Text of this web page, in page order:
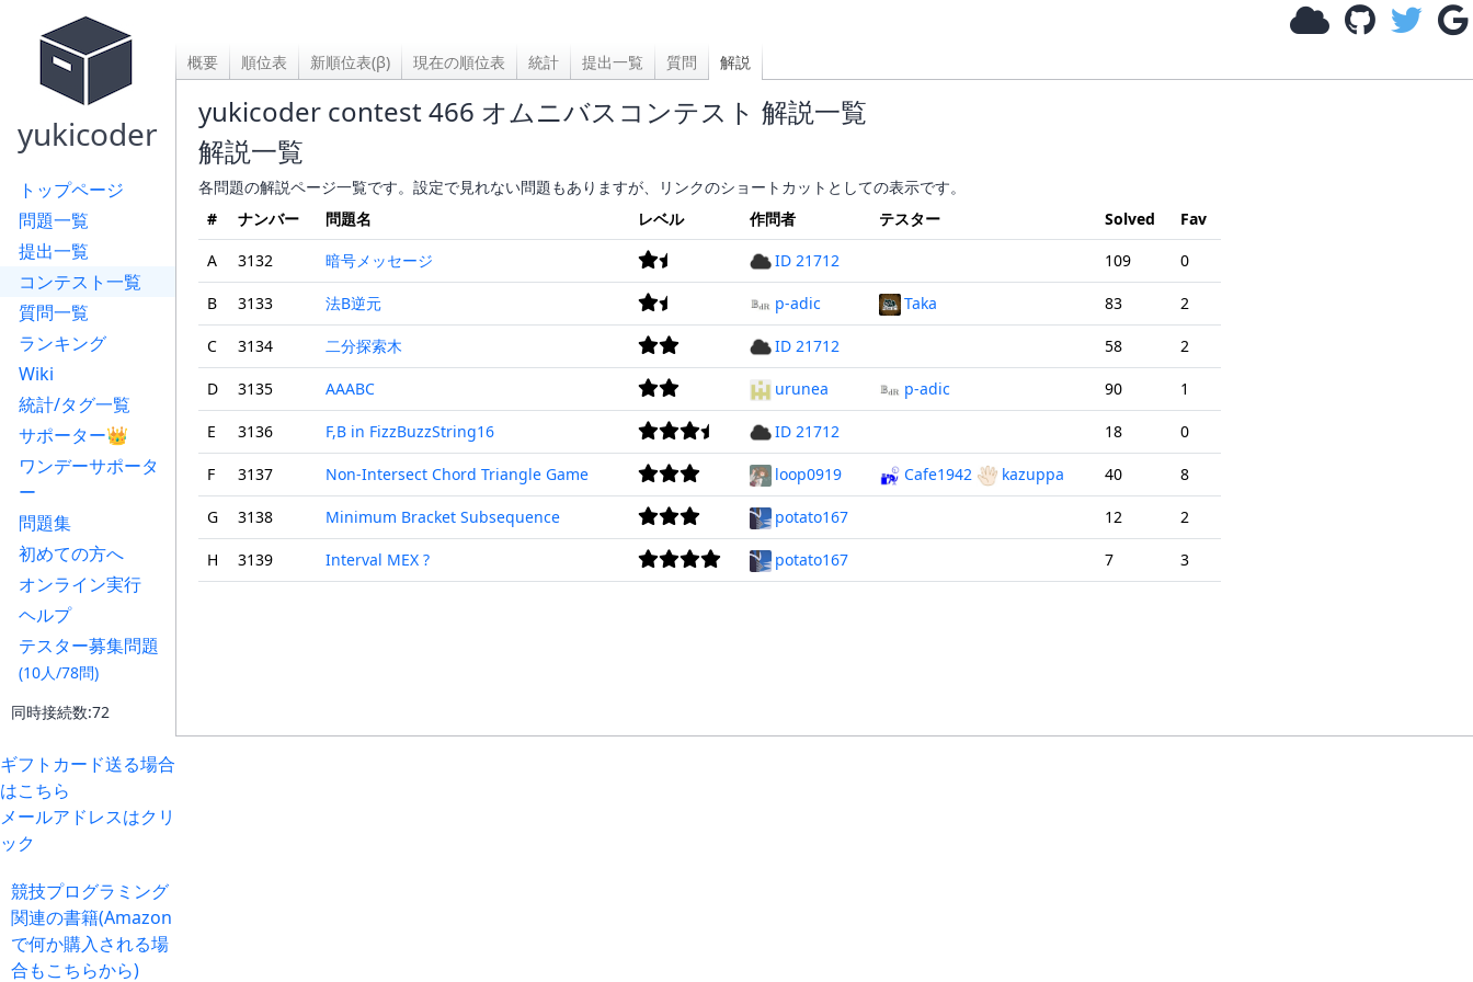
yukicoder
トップページ
問題一覧
提出一覧
コンテスト一覧
質問一覧
ランキング
Wiki
統計/タグ一覧
サポーター👑
ワンデーサポータ
ー
問題集
初めての方へ
オンライン実行
ヘルプ
テスター募集問題
(10人/78問)
同時接続数:72
ギフトカード送る場合
はこちら
メールアドレスはクリ
ック
競技プログラミング
関連の書籍(Amazon
で何か購入される場
合もこちらから)
概要 順位表 新順位表(β) 現在の順位表 統計 提出一覧 質問 解説
yukicoder contest 466 オムニバスコンテスト 解説一覧
解説一覧
各問題の解説ページ一覧です。設定で見れない問題もありますが、リンクのショートカットとしての表示です。
#
ナンバー 問題名 レベル 作問者 テスター Solved
Fav
A
3132 暗号メッセージ ID 21712 109 0
B 3133 法B逆元 p-adic Taka 83 2
C 3134 二分探索木 ID 21712 58 2
D 3135 AAABC urunea p-adic 90 1
E 3136 F,B in FizzBuzzString16 ID 21712 18 0
F 3137 Non-Intersect Chord Triangle Game loop0919 Cafe1942 kazuppa 40 8
G 3138 Minimum Bracket Subsequence potato167 12 2
H 3139 Interval MEX ? potato167 7 3